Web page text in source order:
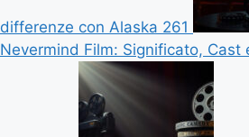
differenze con Alaska 261
Nevermind Film: Significato, Cast